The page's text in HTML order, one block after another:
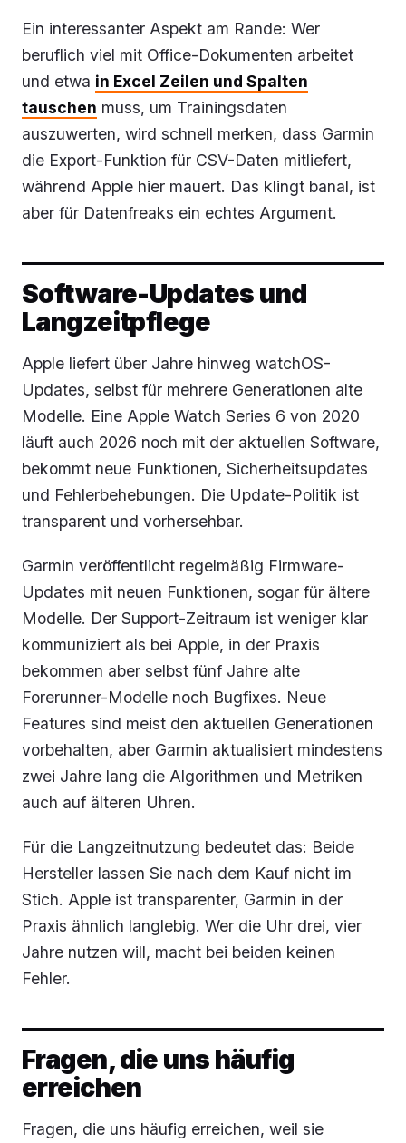
Ein interessanter Aspekt am Rande: Wer
beruflich viel mit Office-Dokumenten arbeitet
und etwa in Excel Zeilen und Spalten
tauschen muss, um Trainingsdaten
auszuwerten, wird schnell merken, dass Garmin
die Export-Funktion für CSV-Daten mitliefert,
während Apple hier mauert. Das klingt banal, ist
aber für Datenfreaks ein echtes Argument.
Software-Updates und
Langzeitpflege
Apple liefert über Jahre hinweg watchOS-
Updates, selbst für mehrere Generationen alte
Modelle. Eine Apple Watch Series 6 von 2020
läuft auch 2026 noch mit der aktuellen Software,
bekommt neue Funktionen, Sicherheitsupdates
und Fehlerbehebungen. Die Update-Politik ist
transparent und vorhersehbar.
Garmin veröffentlicht regelmäßig Firmware-
Updates mit neuen Funktionen, sogar für ältere
Modelle. Der Support-Zeitraum ist weniger klar
kommuniziert als bei Apple, in der Praxis
bekommen aber selbst fünf Jahre alte
Forerunner-Modelle noch Bugfixes. Neue
Features sind meist den aktuellen Generationen
vorbehalten, aber Garmin aktualisiert mindestens
zwei Jahre lang die Algorithmen und Metriken
auch auf älteren Uhren.
Für die Langzeitnutzung bedeutet das: Beide
Hersteller lassen Sie nach dem Kauf nicht im
Stich. Apple ist transparenter, Garmin in der
Praxis ähnlich langlebig. Wer die Uhr drei, vier
Jahre nutzen will, macht bei beiden keinen
Fehler.
Fragen, die uns häufig
erreichen
Fragen, die uns häufig erreichen, weil sie